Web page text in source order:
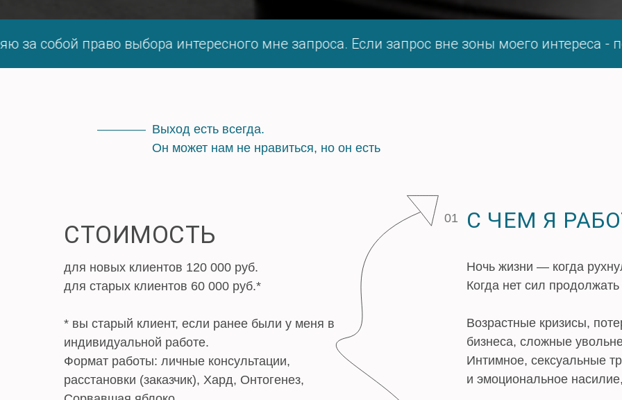
собой право выбора интересного мне запроса. Если запрос вне зоны моего интереса -
Выход есть всегда.
Он может нам не нравиться, но он есть
СТОИМОСТЬ
для новых клиентов 120 000 руб.
для старых клиентов 60 000 руб.*
* вы старый клиент, если ранее были у меня в
индивидуальной работе.
Формат работы: личные консультации,
расстановки (заказчик), Хард, Онтогенез,
Ночь жизни — когда
Когда нет сил продолжать
Возрастные кризисы,
бизнеса, сложные
Интимное, сексуальные
и эмоциональное
01 С ЧЕМ Я